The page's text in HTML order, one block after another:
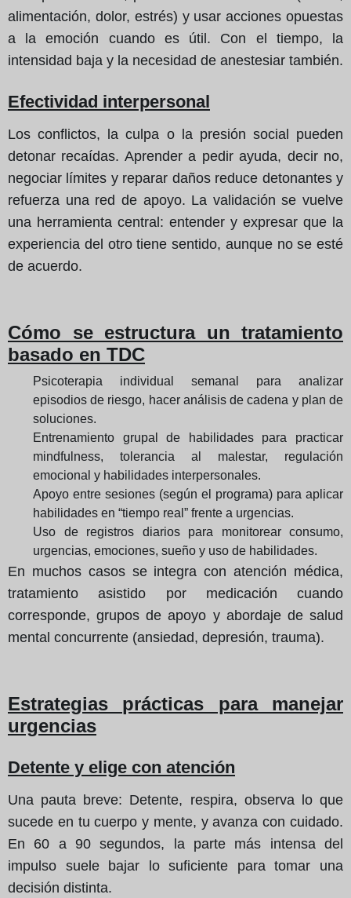
alimentación, dolor, estrés) y usar acciones opuestas
a la emoción cuando es útil. Con el tiempo, la
intensidad baja y la necesidad de anestesiar también.
Efectividad interpersonal
Los conflictos, la culpa o la presión social pueden
detonar recaídas. Aprender a pedir ayuda, decir no,
negociar límites y reparar daños reduce detonantes y
refuerza una red de apoyo. La validación se vuelve
una herramienta central: entender y expresar que la
experiencia del otro tiene sentido, aunque no se esté
de acuerdo.
Cómo se estructura un tratamiento
basado en TDC
Psicoterapia individual semanal para analizar
episodios de riesgo, hacer análisis de cadena y plan de
soluciones.
Entrenamiento grupal de habilidades para practicar
mindfulness, tolerancia al malestar, regulación
emocional y habilidades interpersonales.
Apoyo entre sesiones (según el programa) para aplicar
habilidades en “tiempo real” frente a urgencias.
Uso de registros diarios para monitorear consumo,
urgencias, emociones, sueño y uso de habilidades.
En muchos casos se integra con atención médica,
tratamiento asistido por medicación cuando
corresponde, grupos de apoyo y abordaje de salud
mental concurrente (ansiedad, depresión, trauma).
Estrategias prácticas para manejar
urgencias
Detente y elige con atención
Una pauta breve: Detente, respira, observa lo que
sucede en tu cuerpo y mente, y avanza con cuidado.
En 60 a 90 segundos, la parte más intensa del
impulso suele bajar lo suficiente para tomar una
decisión distinta.